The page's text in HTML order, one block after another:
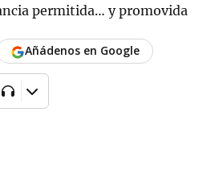
permitida… y promovida
Añádenos en Google